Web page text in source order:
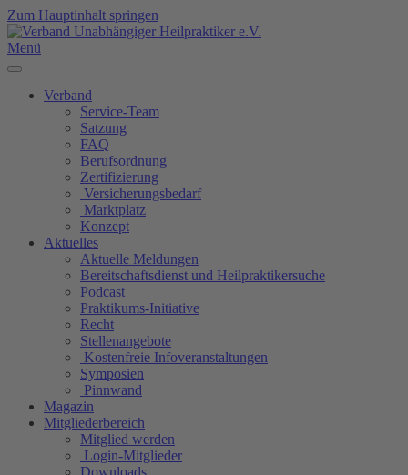
Zum Hauptinhalt springen
Menü
Verband
Service-Team
Satzung
FAQ
Berufsordnung
Zertifizierung
Versicherungsbedarf
Marktplatz
Konzept
Aktuelles
Aktuelle Meldungen
Bereitschaftsdienst und Heilpraktikersuche
Podcast
Praktikums-Initiative
Recht
Stellenangebote
Kostenfreie Infoveranstaltungen
Symposien
Pinnwand
Magazin
Mitgliederbereich
Mitglied werden
Login-Mitglieder
Downloads